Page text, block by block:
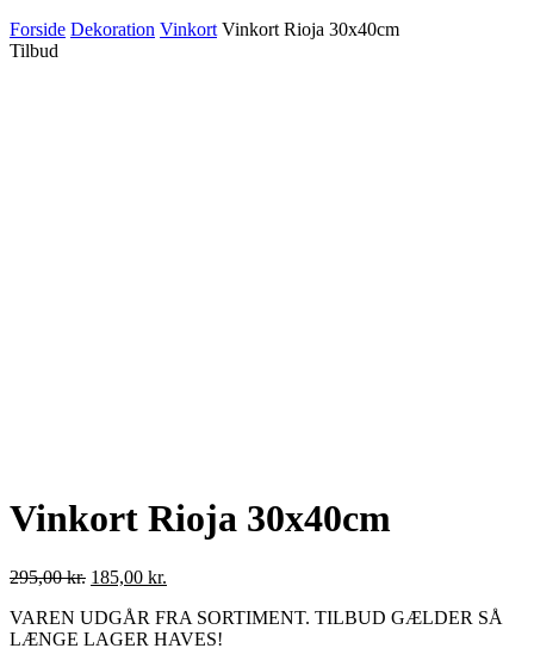
Forside Dekoration Vinkort Vinkort Rioja 30x40cm
Tilbud
Vinkort Rioja 30x40cm
295,00kr. 185,00 kr.
VAREN UDGÅR FRA SORTIMENT. TILBUD GÆLDER SÅ
LÆNGE LAGER HAVES!